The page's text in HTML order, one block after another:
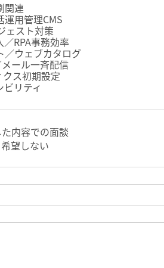
関連
用管理CMS
ェスト対策
RPA事務効率
／ウェブカタログ
ール一斉配信
クス初期設定
ビリティ
内容での面談
希望しない